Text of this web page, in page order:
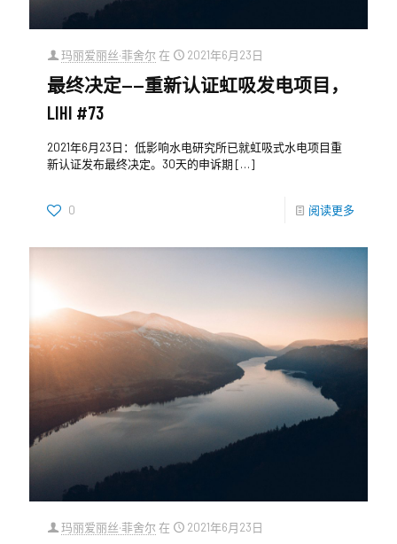
玛丽爱丽丝·菲舍尔 在 2021年6月23日
最终决定——重新认证虹吸发电项目，
LIHI #73
2021年6月23日：低影响水电研究所已就虹吸式水电项目重
新认证发布最终决定。30天的申诉期 […]
0 阅读更多
玛丽爱丽丝·菲舍尔 在 2021年6月23日